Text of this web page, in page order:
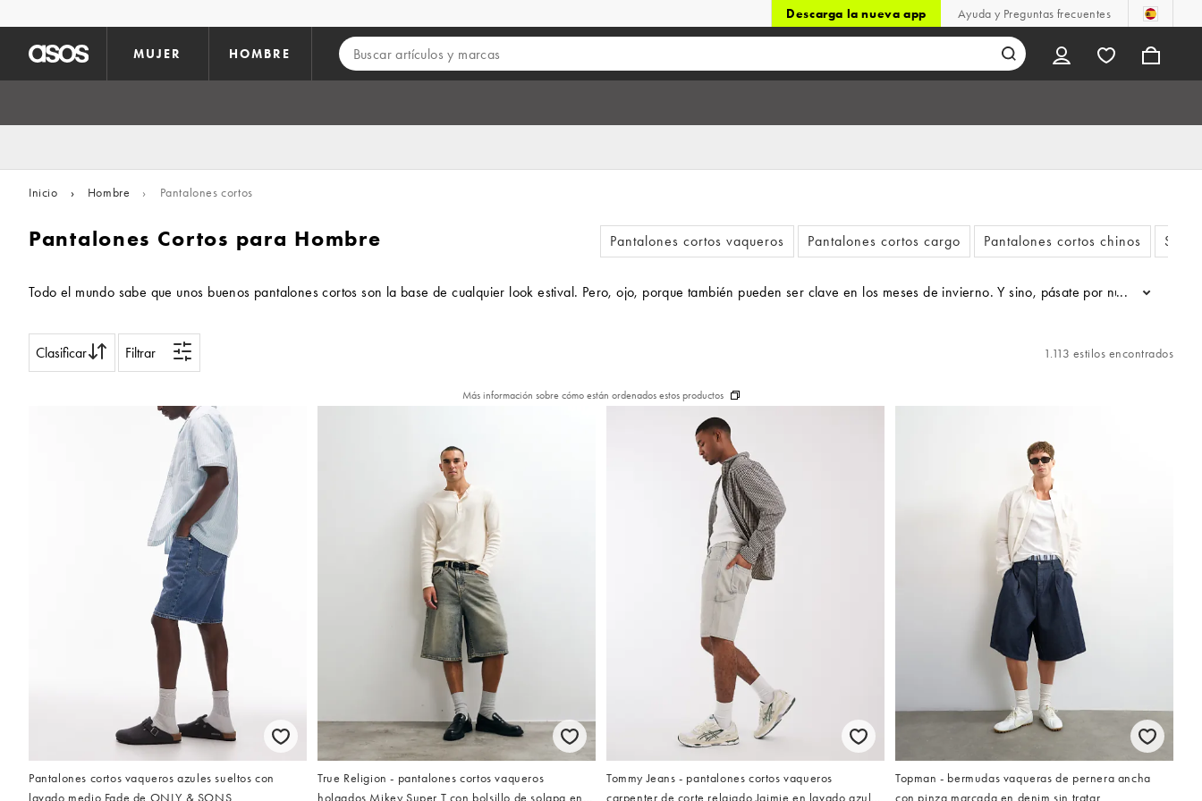
Descarga la nueva app Ayuda y Preguntas frecuentes
MUJER HOMBRE
Inicio › Hombre › Pantalones cortos
Pantalones Cortos para Hombre Pantalones cortos vaqueros Pantalones cortos cargo Pantalones cortos chinos
Todo el mundo sabe que unos buenos pantalones cortos son la base de cualquier look estival. Pero, ojo, porque también pueden ser clave en los meses de invierno. Y sino, pásate por nuestra
...
Clasificar Filtrar 1.113 estilos encontrados
Más información sobre cómo están ordenados estos productos
Pantalones cortos vaqueros azules sueltos con
lavado medio Fade de ONLY & SONS
True Religion - pantalones cortos vaqueros
holgados Mikey Super T con bolsillo de solapa en
Tommy Jeans - pantalones cortos vaqueros
carpenter de corte relajado Jaimie en lavado azul
Topman - bermudas vaqueras de pernera ancha
con pinza marcada en denim sin tratar